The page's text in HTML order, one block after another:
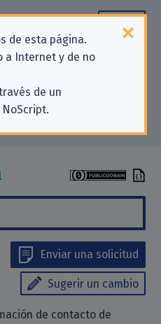
de esta página.
a Internet y de no
de un
contacto para
a la privacidad
Inc.»
Enviar una solicitud
Sugerir un cambio
de contacto de